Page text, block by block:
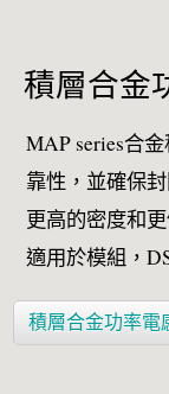
積層合金
MAP series合
靠性，並確保
更高的密度和
適用於模組，